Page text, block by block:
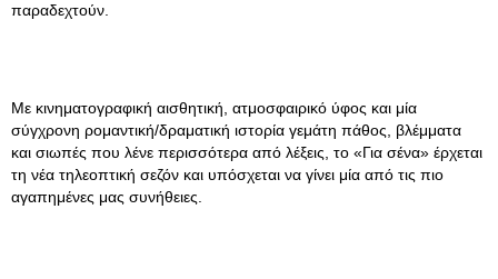
παραδεχτούν.
Με κινηματογραφική αισθητική, ατμοσφαιρικό ύφος και μία
σύγχρονη ρομαντική/δραματική ιστορία γεμάτη πάθος, βλέμματα
και σιωπές που λένε περισσότερα από λέξεις, το «Για σένα» έρχεται
τη νέα τηλεοπτική σεζόν και υπόσχεται να γίνει μία από τις πιο
αγαπημένες μας συνήθειες.